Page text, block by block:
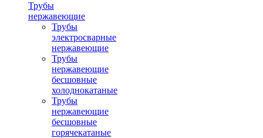
Трубы
нержавеющие
Трубы
электросварные
нержавеющие
Трубы
нержавеющие
бесшовные
холоднокатаные
Трубы
нержавеющие
бесшовные
горячекатаные